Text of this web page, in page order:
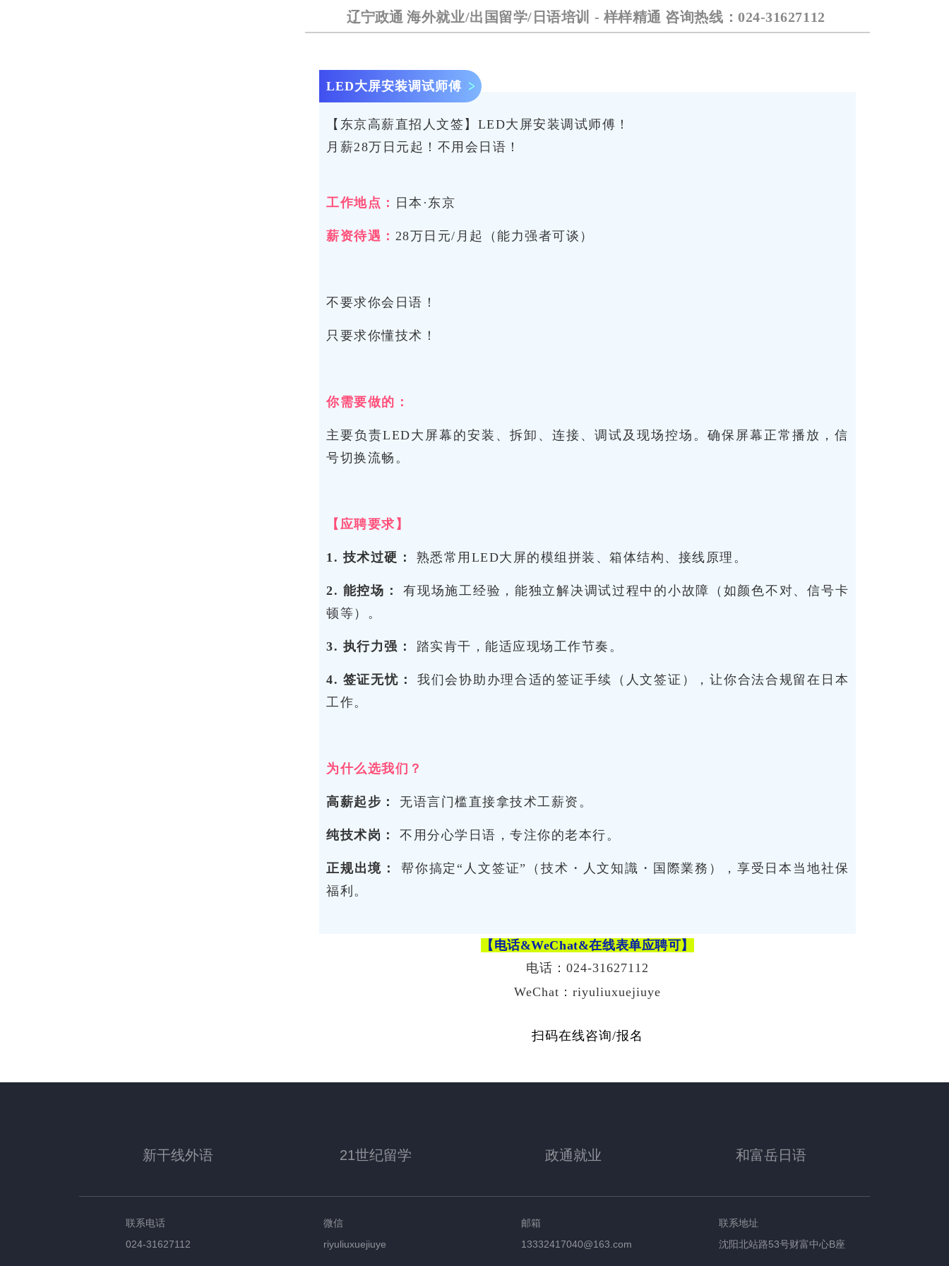
辽宁政通海外就业/出国留学/日语培训 - 样样精通 咨询热线：024-31627112
LED大屏安装调试师傅
【东京高薪直招人文签】LED大屏安装调试师傅！
月薪28万日元起！不用会日语！
工作地点： 日本·东京
薪资待遇： 28万日元/月起（能力强者可谈）
不要求你会日语！
只要求你懂技术！
你需要做的：
主要负责LED大屏幕的安装、拆卸、连接、调试及现场控场。确保屏幕正常播放，信
号切换流畅。
【应聘要求】
1. 技术过硬： 熟悉常用LED大屏的模组拼装、箱体结构、接线原理。
2. 能控场：
有现场施工经验，能独立解决调试过程中的小故障（如颜色不对、信号卡
顿等）。
3. 执行力强： 踏实肯干，能适应现场工作节奏。
4. 签证无忧：
我们会协助办理合适的签证手续（人文签证），让你合法合规留在日本
工作。
为什么选我们？
高薪起步： 无语言门槛直接拿技术工薪资。
纯技术岗： 不用分心学日语，专注你的老本行。
正规出境： 帮你搞定“人文签证”（技术・人文知識・国際業務），享受日本当地社保
福利。
【电话&WeChat&在线表单应聘可】
电话：024-31627112
WeChat：riyuliuxuejiuye
扫码在线咨询/报名
新干线外语 21世纪留学 政通就业 和富岳日语
联系电话
024-31627112
微信
riyuliuxuejiuye
邮箱
13332417040@163.com
联系地址
沈阳北站路53号财富中心B座